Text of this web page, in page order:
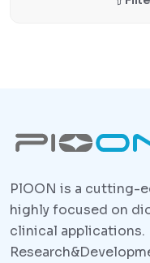
PlOON is a cutting-
highly focused on
clinical applications.